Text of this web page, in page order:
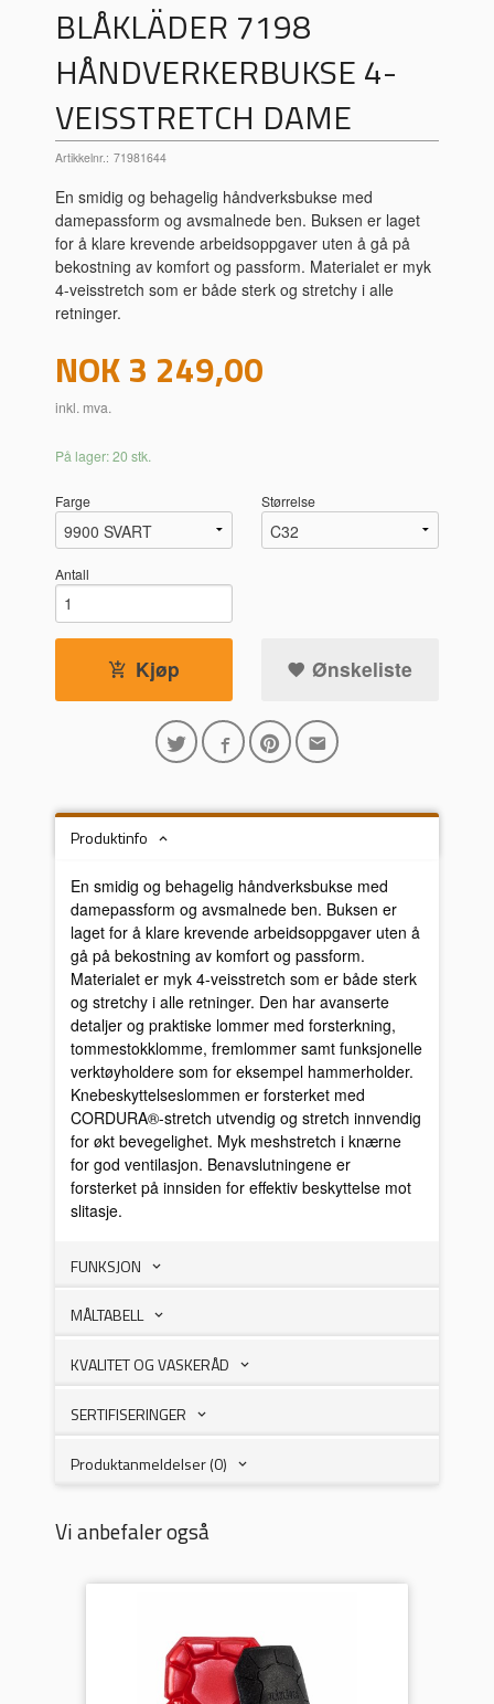
BLÅKLÄDER 7198
HÅNDVERKERBUKSE 4-
VEISSTRETCH DAME
Artikkelnr.: 71981644
En smidig og behagelig håndverksbukse med
damepassform og avsmalnede ben. Buksen er laget
for å klare krevende arbeidsoppgaver uten å gå på
bekostning av komfort og passform. Materialet er myk
4-veisstretch som er både sterk og stretchy i alle
retninger.
Pris
NOK3 249,00
inkl. mva.
På lager: 20 stk.
Farge Størrelse
Antall
Kjøp Ønskeliste
Produktinfo
En smidig og behagelig håndverksbukse med
damepassform og avsmalnede ben. Buksen er
laget for å klare krevende arbeidsoppgaver uten å
gå på bekostning av komfort og passform.
Materialet er myk 4-veisstretch som er både sterk
og stretchy i alle retninger. Den har avanserte
detaljer og praktiske lommer med forsterkning,
tommestokklomme, fremlommer samt funksjonelle
verktøyholdere som for eksempel hammerholder.
Knebeskyttelseslommen er forsterket med
CORDURA®-stretch utvendig og stretch innvendig
for økt bevegelighet. Myk meshstretch i knærne
for god ventilasjon. Benavslutningene er
forsterket på innsiden for effektiv beskyttelse mot
slitasje.
FUNKSJON
MÅLTABELL
KVALITET OG VASKERÅD
SERTIFISERINGER
Produktanmeldelser (0)
Vi anbefaler også